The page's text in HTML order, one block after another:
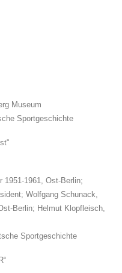
Museum
Sportgeschichte
1951-1961, Ost-Berlin;
Wolfgang Schunack,
Berlin; Helmut Klopfleisch,
Sportgeschichte